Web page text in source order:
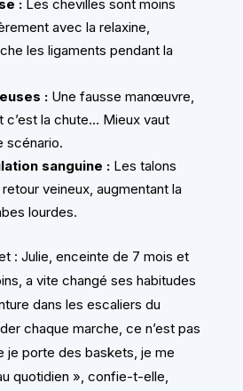
:Les chevilles sont moins
avec la relaxine,
les ligaments pendant la
:Une fausse manœuvre,
c’est la chute… Mieux vaut
scénario.
sanguine :Les talons
veineux, augmentant la
lourdes.
: Julie, enceinte de 7 mois et
a vite changé ses habitudes
dans les escaliers du
chaque marche, ce n’est pas
je porte des baskets, je me
quotidien », confie-t-elle,